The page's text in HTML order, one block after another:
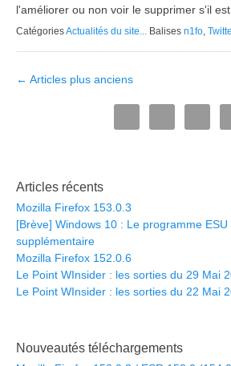
l'améliorer ou non voir le supprimer s'il
CatégoriesActualités du site... Balises n1fo,
Navigation
← Articles plus anciens
Articles récents
Mozilla Firefox 153.0.3
[Brève] Windows 10 : Le programme ESU
supplémentaire
Mozilla Firefox 152.0.6
Le Point WInsider : les sorties du 29 Mai
Le Point WInsider : les sorties du 22 Mai
Nouveautés téléchargements